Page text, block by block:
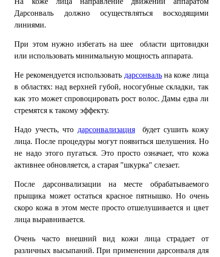
Дарсонваль должно осуществляться восходящими
линиями.
При этом нужно избегать на шее области щитовидки
или использовать минимальную мощность аппарата.
Не рекомендуется использовать дарсонвальна коже лица
в областях: над верхней губой, носогубные складки, так
как это может спровоцировать рост волос. Дамы едва ли
стремятся к такому эффекту.
Надо учесть, что дарсонвализациябудет сушить кожу
лица. После процедуры могут появиться шелушения. Но
не надо этого пугаться. Это просто означает, что кожа
активнее обновляется, а старая "шкурка" слезает.
После дарсонвализации на месте обрабатываемого
прыщика может остаться красное пятнышко. Но очень
скоро кожа в этом месте просто отшелушивается и цвет
лица выравнивается.
Очень часто внешний вид кожи лица страдает от
различных высыпаний. При применении дарсонваля для